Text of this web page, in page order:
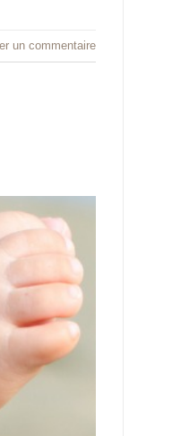
un commentaire